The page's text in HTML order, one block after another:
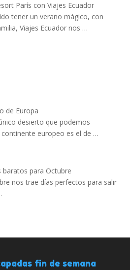
París con Viajes Ecuador
tener un verano mágico, con
Viajes Ecuador nos …
de Europa
desierto que podemos
europeo es el de …
baratos para Octubre
nos trae días perfectos para salir
fin de semana